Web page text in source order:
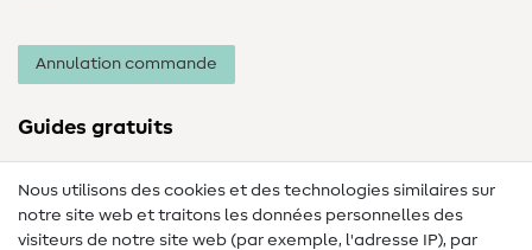
Annulation commande
Guides gratuits
Lexique de couture
Nous utilisons des cookies et des technologies similaires sur
notre site web et traitons les données personnelles des
visiteurs de notre site web (par exemple, l'adresse IP), par